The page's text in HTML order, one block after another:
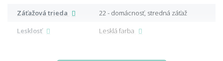
Záťažová trieda
22 - domácnosť, stredná záťaž
Lesklosť
Lesklá farba